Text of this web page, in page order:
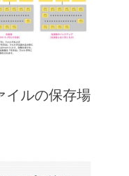
イルの保存場